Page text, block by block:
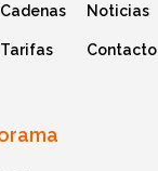
Cadenas Noticias
Tarifas Contacto